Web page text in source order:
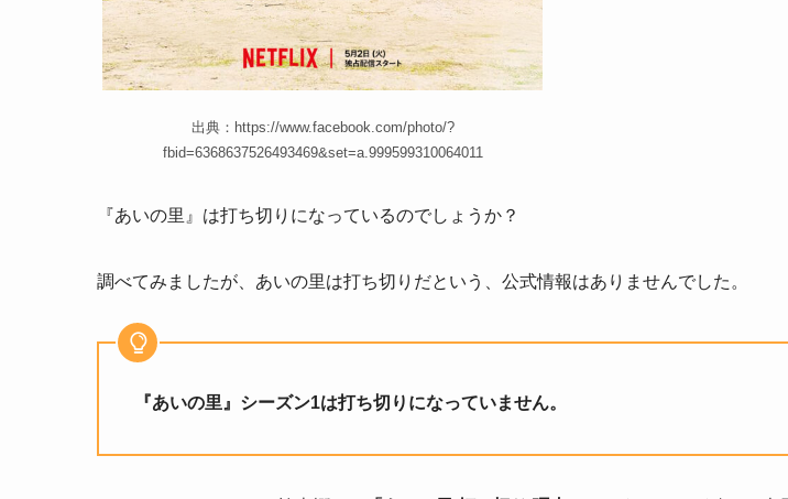
出典：https://www.facebook.com/photo/?
fbid=6368637526493469&set=a.999599310064011
『あいの里』は打ち切りになっているのでしょうか？
調べてみましたが、あいの里は打ち切りだという、公式情報はありませんでした。
『あいの里』シーズン1は打ち切りになっていません。